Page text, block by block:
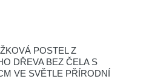
POSTEL Z
DŘEVA BEZ ČELA S
VE SVĚTLE PŘÍRODNÍ